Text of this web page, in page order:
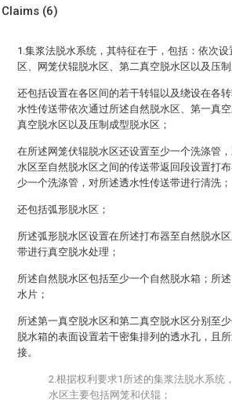
Claims (6)
1.集浆法脱水系统，其特征在于，包括：依次
区、网笼伏辊脱水区、第二真空脱水区以及压制
还包括设置在各区间的若干转辊以及绕设在各
水性传送带依次通过所述自然脱水区、第一真
真空脱水区以及压制成型脱水区；
在所述网笼伏辊脱水区还设置至少一个洗涤管
水区至自然脱水区之间的传送带返回段设置打
少一个洗涤管，对所述透水性传送带进行清洗；
还包括弧形脱水区；
所述弧形脱水区设置在所述打布器至自然脱水
带进行真空脱水处理；
所述自然脱水区包括至少一个自然脱水箱；所
水片；
所述第一真空脱水区和第二真空脱水区分别至
脱水箱的表面设置若干密集排列的透水孔，且
接。
2.根据权利要求1所述的集浆法脱水系统
水区主要包括网笼和伏辊；